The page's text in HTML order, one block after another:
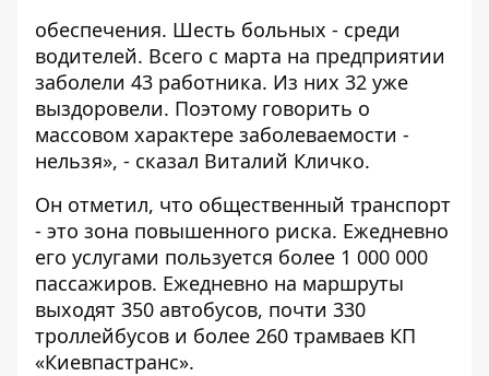
обеспечения. Шесть больных - среди
водителей. Всего с марта на предприятии
заболели 43 работника. Из них 32 уже
выздоровели. Поэтому говорить о
массовом характере заболеваемости -
нельзя», - сказал Виталий Кличко.
Он отметил, что общественный транспорт
- это зона повышенного риска. Ежедневно
его услугами пользуется более 1 000 000
пассажиров. Ежедневно на маршруты
выходят 350 автобусов, почти 330
троллейбусов и более 260 трамваев КП
«Киевпастранс».